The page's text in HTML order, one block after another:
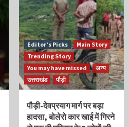
Editor’s Picks
Main Story
Trending Story
You may have missed
अन्य
उत्तराखंड
पौड़ी
पौड़ी-देवप्रयाग मार्ग पर बड़ा
हादसा, बोलेरो कार खाई में गिरने